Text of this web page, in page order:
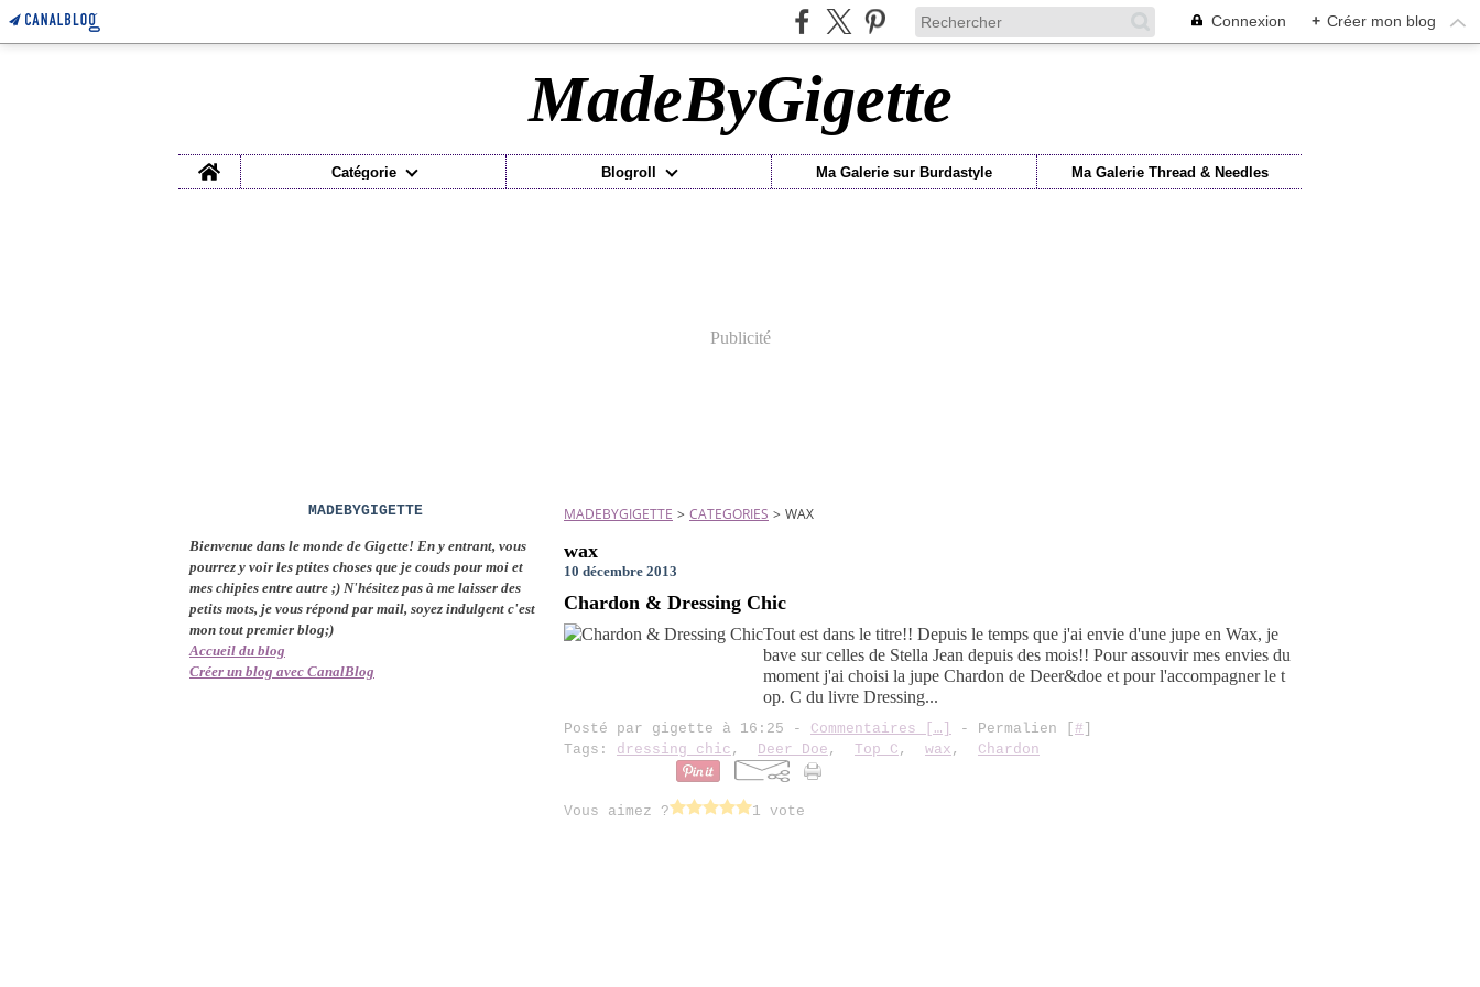
Connexion + Créer mon blog
MadeByGigette
Home
Catégorie Blogroll Ma Galerie sur Burdastyle Ma Galerie Thread & Needles
Publicité
MADEBYGIGETTE
Bienvenue dans le monde de Gigette! En y entrant, vous
pourrez y voir les ptites choses que je couds pour moi et
mes chipies entre autre ;) N'hésitez pas à me laisser des
petits mots, je vous répond par mail, soyez indulgent c'est
mon tout premier blog;)
Accueil du blog
Créer un blog avec CanalBlog
MADEBYGIGETTE > CATEGORIES > WAX
wax
10 décembre 2013
Chardon & Dressing Chic
Tout est dans le titre!! Depuis le temps que j'ai envie d'une jupe en Wax, je
bave sur celles de Stella Jean depuis des mois!! Pour assouvir mes envies du
moment j'ai choisi la jupe Chardon de Deer&doe et pour l'accompagner le t
op. C du livre Dressing...
Posté par gigette à 16:25 - Commentaires [ … - Permalien [ #
Tags: dressing chic , Deer Doe , Top C , wax , Chardon
Vous aimez ? 1 vote